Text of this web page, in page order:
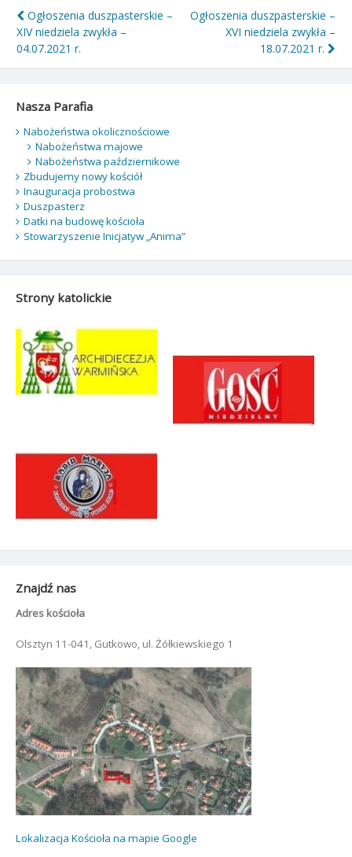
Nawigacja
wpisu
Ogłoszenia duszpasterskie –
XIV niedziela zwykła –
04.07.2021 r.
Ogłoszenia duszpasterskie –
XVI niedziela zwykła –
18.07.2021 r.
Nasza Parafia
Nabożeństwa okolicznościowe
Nabożeństwa majowe
Nabożeństwa październikowe
Zbudujemy nowy kościół
Inauguracja probostwa
Duszpasterz
Datki na budowę kościoła
Stowarzyszenie Inicjatyw „Anima”
Strony katolickie
Znajdź nas
Adres kościoła
Olsztyn 11-041, Gutkowo, ul. Żółkiewskiego 1
Lokalizacja Kościoła na mapie Google